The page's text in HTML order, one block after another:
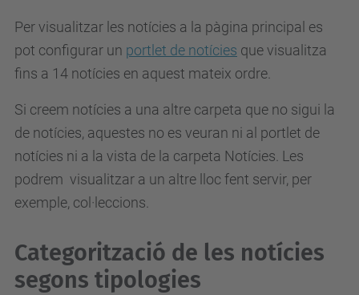
Per visualitzar les notícies a la pàgina principal es
pot configurar un portlet de notícies que visualitza
fins a 14 notícies en aquest mateix ordre.
Si creem notícies a una altre carpeta que no sigui la
de notícies, aquestes no es veuran ni al portlet de
notícies ni a la vista de la carpeta Notícies. Les
podrem visualitzar a un altre lloc fent servir, per
exemple, col·leccions.
Categorització de les notícies
segons tipologies